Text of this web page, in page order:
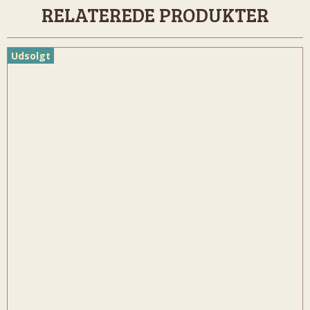
RELATEREDE PRODUKTER
Udsolgt